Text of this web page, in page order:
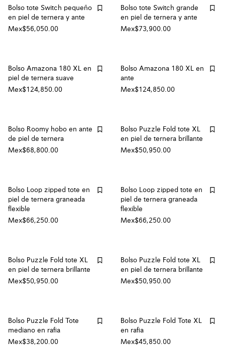
Bolso tote Switch pequeño
en piel de ternera y ante
Mex$56,050.00
Bolso tote Switch grande
en piel de ternera y ante
Mex$73,900.00
Bolso Amazona 180 XL en
piel de ternera suave
Mex$124,850.00
Bolso Amazona 180 XL en
ante
Mex$124,850.00
Bolso Roomy hobo en ante
de piel de ternera
Mex$68,800.00
Bolso Puzzle Fold tote XL
en piel de ternera brillante
Mex$50,950.00
Bolso Loop zipped tote en
piel de ternera graneada
flexible
Mex$66,250.00
Bolso Loop zipped tote en
piel de ternera graneada
flexible
Mex$66,250.00
Bolso Puzzle Fold tote XL
en piel de ternera brillante
Mex$50,950.00
Bolso Puzzle Fold tote XL
en piel de ternera brillante
Mex$50,950.00
Bolso Puzzle Fold Tote
mediano en rafia
Mex$38,200.00
Bolso Puzzle Fold Tote XL
en rafia
Mex$45,850.00